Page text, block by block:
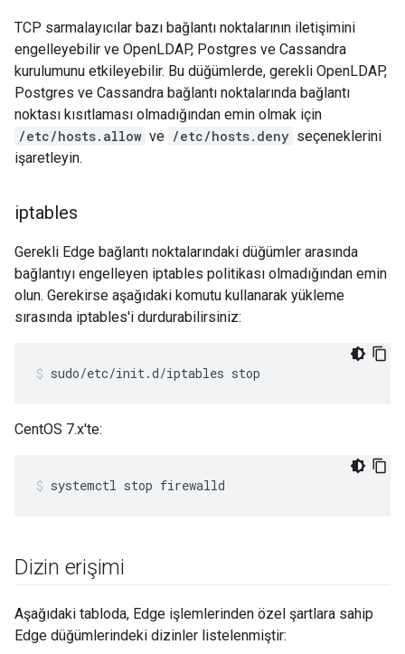
TCP sarmalayıcılar bazı bağlantı noktalarının iletişimini
engelleyebilir ve OpenLDAP, Postgres ve Cassandra
kurulumunu etkileyebilir. Bu düğümlerde, gerekli OpenLDAP,
Postgres ve Cassandra bağlantı noktalarında bağlantı
noktası kısıtlaması olmadığından emin olmak için
/etc/hosts.allow ve /etc/hosts.deny seçeneklerini
işaretleyin.
iptables
Gerekli Edge bağlantı noktalarındaki düğümler arasında
bağlantıyı engelleyen iptables politikası olmadığından emin
olun. Gerekirse aşağıdaki komutu kullanarak yükleme
sırasında iptables'i durdurabilirsiniz:
sudo/etc/init.d/iptables stop
CentOS 7.x'te:
systemctl stop firewalld
Dizin erişimi
Aşağıdaki tabloda, Edge işlemlerinden özel şartlara sahip
Edge düğümlerindeki dizinler listelenmiştir: